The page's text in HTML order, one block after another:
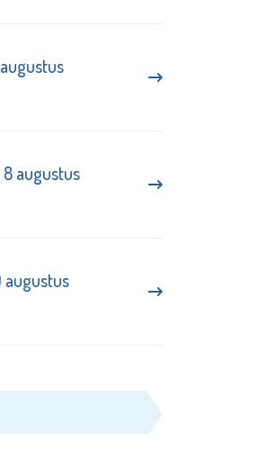
augustus
augustus